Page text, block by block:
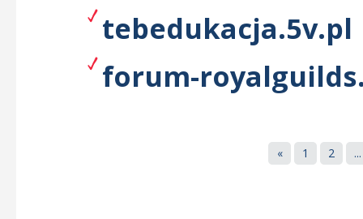
tebedukacja.5v.pl
forum-
« 1 2 ...